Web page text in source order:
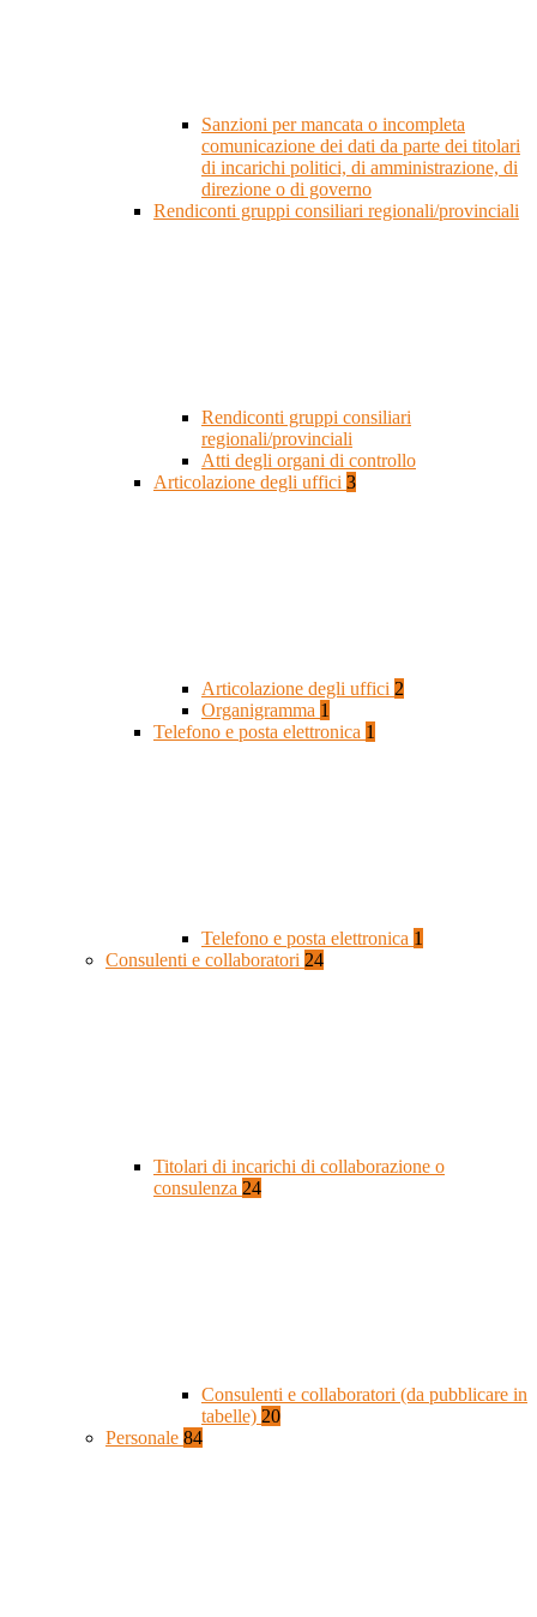
Sanzioni per mancata o incompleta
comunicazione dei dati da parte dei titolari
di incarichi politici, di amministrazione, di
direzione o di governo
Rendiconti gruppi consiliari regionali/provinciali
Rendiconti gruppi consiliari
regionali/provinciali
Atti degli organi di controllo
Articolazione degli uffici 3
Articolazione degli uffici 2
Organigramma 1
Telefono e posta elettronica 1
Telefono e posta elettronica 1
Consulenti e collaboratori 24
Titolari di incarichi di collaborazione o
consulenza 24
Consulenti e collaboratori (da pubblicare in
tabelle) 20
Personale 84